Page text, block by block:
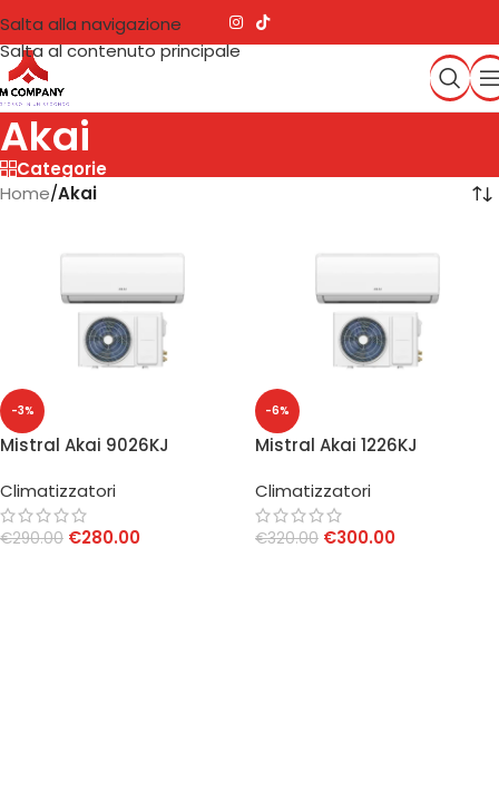
Salta alla navigazione
Salta al contenuto principale
Akai
Categorie
Home/Akai
-3%
Mistral Akai 9026KJ
Inverter WiFi
Climatizzatori
€290.00 €280.00
-6%
Mistral Akai 1226KJ
Inverter WiFi
Climatizzatori
€320.00 €300.00